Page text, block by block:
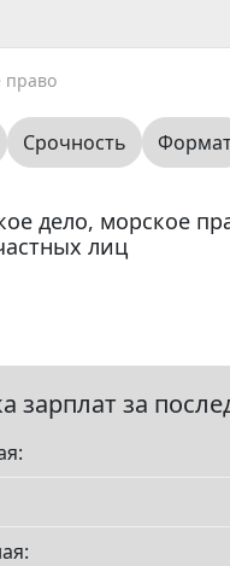
право
Срочность
дело, морское
лиц
зарплат за